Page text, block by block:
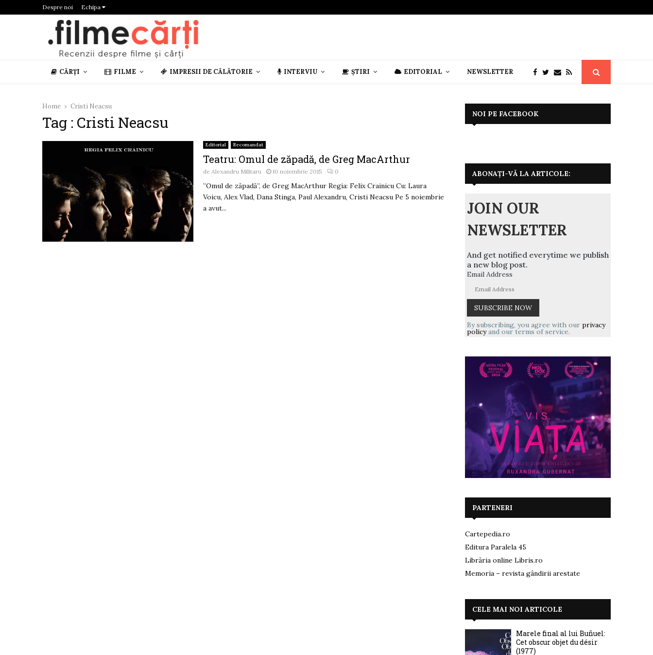
Despre noi Echipa
CĂRȚI FILME IMPRESII DE CĂLĂTORIE INTERVIU ȘTIRI EDITORIAL NEWSLETTER
Home Cristi Neacsu
Tag : Cristi Neacsu
Editorial Recomandat
Teatru: Omul de zăpadă, de Greg MacArthur
de Alexandru Militaru 10 noiembrie 2015 0
”Omul de zăpadă”, de Greg MacArthur Regia: Felix Crainicu Cu: Laura
Voicu, Alex Vlad, Dana Stinga, Paul Alexandru, Cristi Neacsu Pe 5 noiembrie
a avut...
NOI PE FACEBOOK
ABONAȚI-VĂ LA ARTICOLE:
JOIN OUR
NEWSLETTER
And get notified everytime we publish
a new blog post.
Email Address
By subscribing, you agree with our privacy
policyand our terms of service.
PARTENERI
Cartepedia.ro
Editura Paralela 45
Librăria online Libris.ro
Memoria – revista gândirii arestate
CELE MAI NOI ARTICOLE
Marele final al lui Buñuel:
Cet obscur objet du désir
(1977)